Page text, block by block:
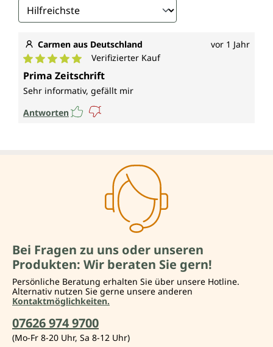
Carmen aus Deutschland vor 1 Jahr
Durchschnittliche Bewertung von 5 von 5 Sternen
Verifizierter Kauf
Prima Zeitschrift
Sehr informativ, gefällt mir
Antworten
Bei Fragen zu uns oder unseren
Produkten: Wir beraten Sie gern!
Persönliche Beratung erhalten Sie über unsere Hotline.
Alternativ nutzen Sie gerne unsere anderen
Kontaktmöglichkeiten.
07626 974 9700
(Mo-Fr 8-20 Uhr, Sa 8-12 Uhr)